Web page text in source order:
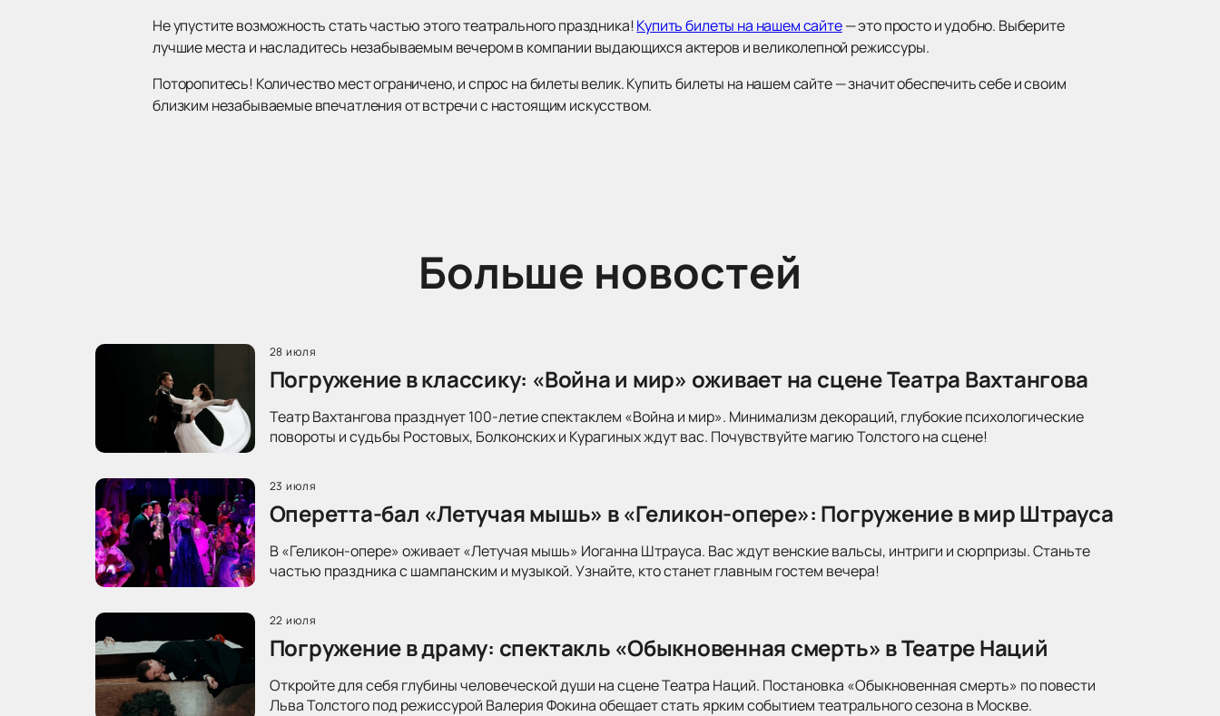
Не упустите возможность стать частью этого театрального праздника! Купить билеты на нашем сайте— это просто и удобно. Выберите
лучшие места и насладитесь незабываемым вечером в компании выдающихся актеров и великолепной режиссуры.
Поторопитесь! Количество мест ограничено, и спрос на билеты велик. Купить билеты на нашем сайте — значит обеспечить себе и своим
близким незабываемые впечатления от встречи с настоящим искусством.
Больше новостей
28 июля
Погружение в классику: «Война и мир» оживает на сцене Театра Вахтангова
Театр Вахтангова празднует 100-летие спектаклем «Война и мир». Минимализм декораций, глубокие психологические
повороты и судьбы Ростовых, Болконских и Курагиных ждут вас. Почувствуйте магию Толстого на сцене!
23 июля
Оперетта-бал «Летучая мышь» в «Геликон-опере»: Погружение в мир Штрауса
В «Геликон-опере» оживает «Летучая мышь» Иоганна Штрауса. Вас ждут венские вальсы, интриги и сюрпризы. Станьте
частью праздника с шампанским и музыкой. Узнайте, кто станет главным гостем вечера!
22 июля
Погружение в драму: спектакль «Обыкновенная смерть» в Театре Наций
Откройте для себя глубины человеческой души на сцене Театра Наций. Постановка «Обыкновенная смерть» по повести
Льва Толстого под режиссурой Валерия Фокина обещает стать ярким событием театрального сезона в Москве.